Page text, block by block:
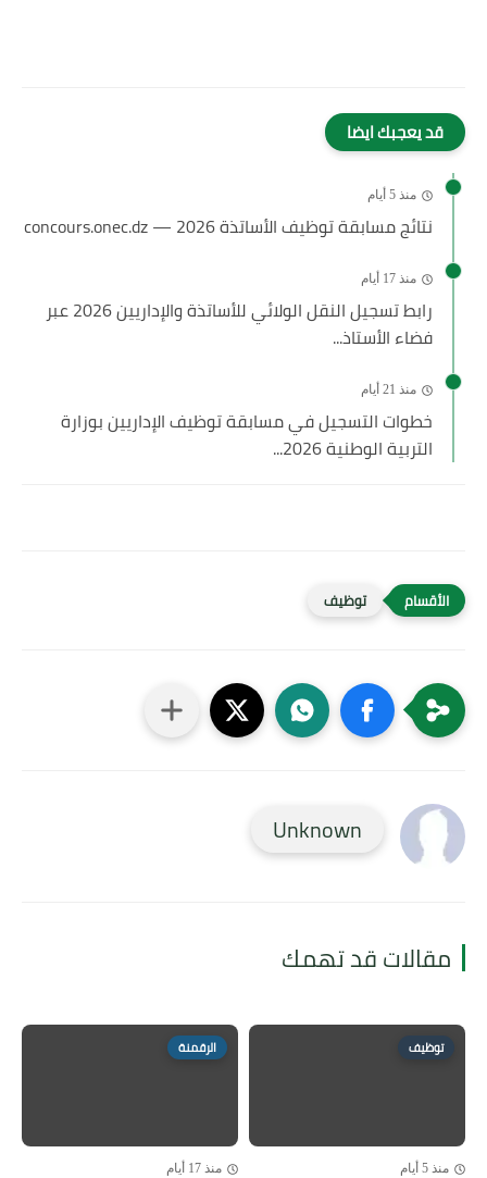
قد يعجبك ايضا
منذ 5 أيام
نتائج مسابقة توظيف الأساتذة 2026 — concours.onec.dz
منذ 17 أيام
رابط تسجيل النقل الولائي للأساتذة والإداريين 2026 عبر
فضاء الأستاذ...
منذ 21 أيام
خطوات التسجيل في مسابقة توظيف الإداريين بوزارة
التربية الوطنية 2026...
توظيف
Unknown
مقالات قد تهمك
توظيف
منذ 5 أيام
الرقمنة
منذ 17 أيام